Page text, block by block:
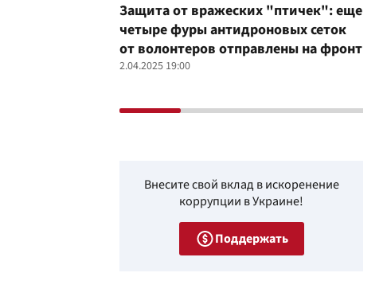
Защита от вражеских "птичек": еще
четыре фуры антидроновых сеток
от волонтеров отправлены на фронт
2.04.2025 19:00
Внесите свой вклад в искоренение
коррупции в Украине!
Поддержать